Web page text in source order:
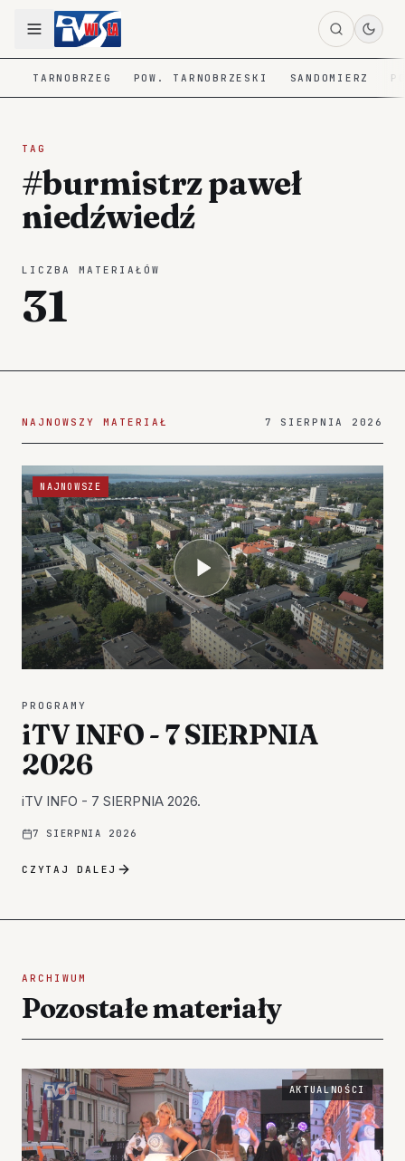
TARNOBRZEG POW. TARNOBRZESKI SANDOMIERZ
TAG
#burmistrz paweł
niedźwiedź
LICZBA MATERIAŁÓW
31
NAJNOWSZY MATERIAŁ 7 SIERPNIA 2026
NAJNOWSZE
PROGRAMY
iTV INFO - 7 SIERPNIA
2026
iTV INFO - 7 SIERPNIA 2026.
7 SIERPNIA 2026
CZYTAJ DALEJ
ARCHIWUM
Pozostałe materiały
AKTUALNOŚCI